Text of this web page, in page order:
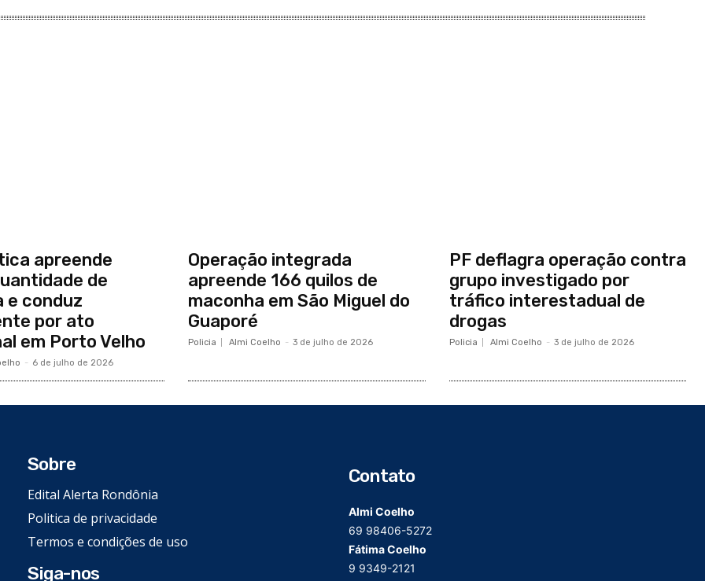
apreende
de
e conduz
por ato
em Porto Velho
- 6 de julho de 2026
Operação integrada
apreende 166 quilos de
maconha em São Miguel do
Guaporé
Policia Almi Coelho - 3 de julho de 2026
PF deflagra operação contra
grupo investigado por
tráfico interestadual de
drogas
Policia Almi Coelho - 3 de julho de 2026
Sobre
Edital Alerta Rondônia
Politica de privacidade
Termos e condições de uso
Siga-nos
Contato
Almi Coelho
69 98406-5272
Fátima Coelho
9 9349-2121